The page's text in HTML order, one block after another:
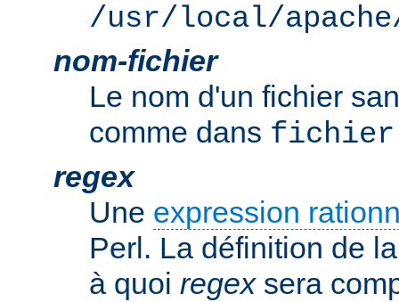
/usr/local/
nom-fichier
Le nom d'un fichier
comme dans
regex
Une expression
Perl. La définition de
à quoi regexsera